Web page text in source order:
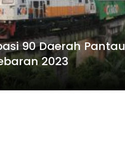
90 Daerah
2023